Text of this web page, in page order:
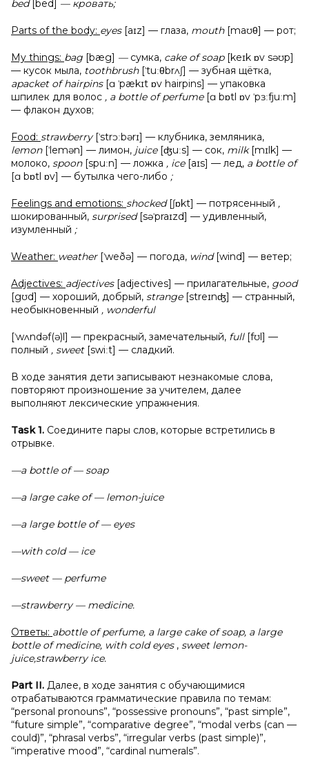
bed [bed] — кровать;
Parts of the body: eyes [aɪz] — глаза, mouth [maʊθ] — рот;
My things: bag [bæg] — сумка, cake of soap [keɪk ɒv səʊp]
— кусок мыла, toothbrush [ˈtuːθbrʌʃ] — зубная щётка,
apacket of hairpins [ɑ ˈpækɪt ɒv hairpins] — упаковка
шпилек для волос , a bottle of perfume [ɑ bɒtl ɒv ˈpɜːfjuːm]
— флакон духов;
Food: strawberry[ˈstrɔːbərɪ] — клубника, земляника,
lemon [ˈlemən] — лимон, juice [ʤuːs] — сок, milk[mɪlk] —
молоко, spoon [spuːn] — ложка , ice [aɪs] — лед, a bottle of
[ɑ bɒtl ɒv] — бутылка чего-либо ;
Feelings and emotions: shocked[ʃɒkt] — потрясенный ,
шокированный, surprised[səˈpraɪzd] — удивленный,
изумленный ;
Weather: weather [ˈweðə] — погода, wind[wind] — ветер;
Adjectives: adjectives [adjectives] — прилагательные, good
[gʊd] — хороший, добрый, strange [streɪnʤ] — странный,
необыкновенный , wonderful
[ˈwʌndəf(ə)l] — прекрасный, замечательный, full [fʊl] —
полный , sweet [swiːt] — сладкий.
В ходе занятия дети записывают незнакомые слова,
повторяют произношение за учителем, далее
выполняют лексические упражнения.
Task 1. Соедините пары слов, которые встретились в
отрывке.
—a bottle of — soap
—a large cake of — lemon-juice
—a large bottle of — eyes
—with cold — ice
—sweet — perfume
—strawberry — medicine.
Ответы: abottle of perfume, a large cake of soap, a large
bottle of medicine, with cold eyes , sweet lemon-
juice,strawberry ice.
Part II. Далее, в ходе занятия с обучающимися
отрабатываются грамматические правила по темам:
“personal pronouns”, “possessive pronouns”, “past simple”,
“future simple”, “comparative degree”, “modal verbs (can —
could)”, “phrasal verbs”, “irregular verbs (past simple)”,
“imperative mood”, “cardinal numerals”.